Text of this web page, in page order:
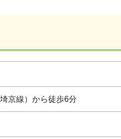
京線）から徒歩6分